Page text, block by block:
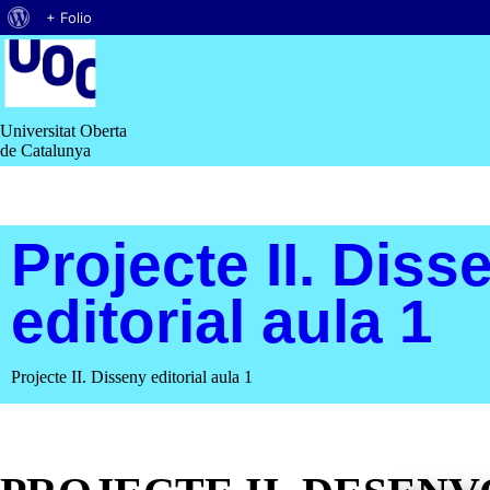
Saltar
al
contingut
Universitat Oberta
de Catalunya
Projecte II.
editorial aula 1
Projecte II. Disseny editorial aula 1
Quant
WordPress
+ Folio